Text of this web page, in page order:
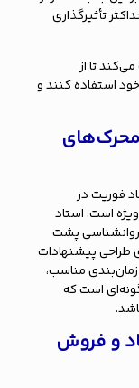
تأثیرگذاری
تا از
استفاده کنند و
محرک‌های
فوریت در
است. استاد
روانشناسی پشت
طراحی پیشنهادات
مناسب،
است که
و فروش